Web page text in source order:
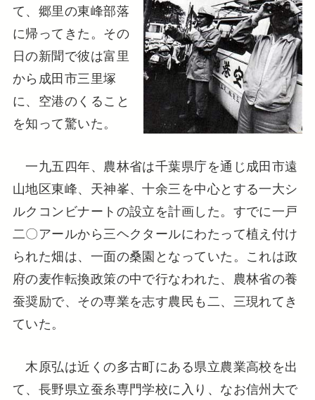
て、郷里の東峰部落
に帰ってきた。その
日の新聞で彼は富里
から成田市三里塚
に、空港のくること
を知って驚いた。
一九五四年、農林省は千葉県庁を通じ成田市遠
山地区東峰、天神峯、十余三を中心とする一大シ
ルクコンビナートの設立を計画した。すでに一戸
二〇アールから三ヘクタールにわたって植え付け
られた畑は、一面の桑園となっていた。これは政
府の麦作転換政策の中で行なわれた、農林省の養
蚕奨励で、その専業を志す農民も二、三現れてき
ていた。
木原弘は近くの多古町にある県立農業高校を出
て、長野県立蚕糸専門学校に入り、なお信州大で